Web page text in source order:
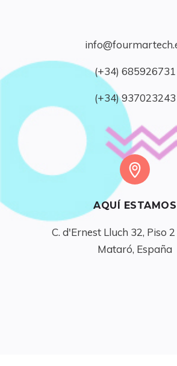
(+34) 685926731
(+34) 937023243
AQUÍ ESTAMOS
C. d'Ernest Lluch 32, Piso
Mataró, España